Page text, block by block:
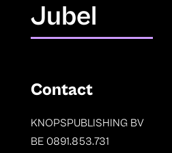
Jubel
Contact
KNOPSPUBLISHING BV
BE 0891.853.731